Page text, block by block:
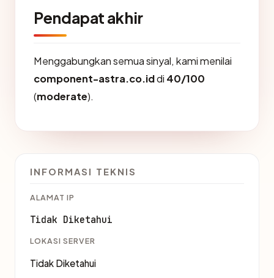
Pendapat akhir
Menggabungkan semua sinyal, kami menilai
component-astra.co.iddi 40/100
(moderate).
INFORMASI TEKNIS
ALAMAT IP
Tidak Diketahui
LOKASI SERVER
Tidak Diketahui